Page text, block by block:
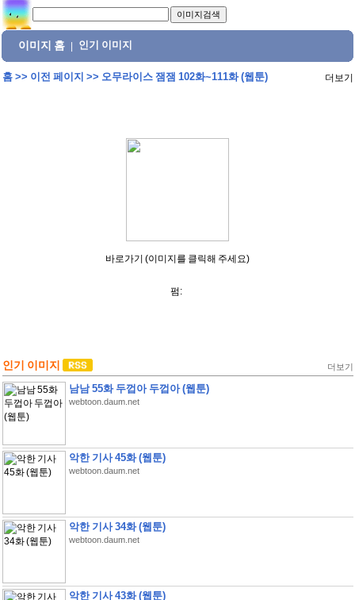
이미지 홈 인기 이미지
홈>> 이전 페이지 >> 오무라이스 잼잼 102화~111화 (웹툰) 더보기
바로가기 (이미지를 클릭해 주세요)
펌:
인기 이미지 더보기
남남 55화 두껍아 두껍아 (웹툰)
webtoon.daum.net
악한 기사 45화 (웹툰)
webtoon.daum.net
악한 기사 34화 (웹툰)
webtoon.daum.net
악한 기사 43화 (웹툰)